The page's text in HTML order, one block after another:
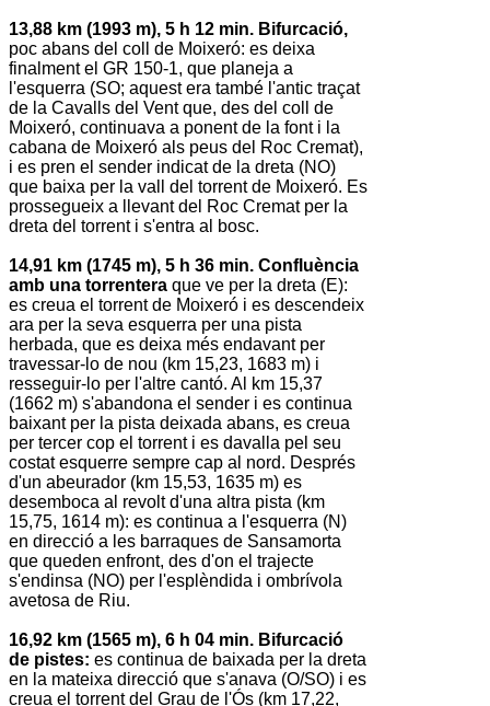
13,88 km (1993 m), 5 h 12 min. Bifurcació,
poc abans del coll de Moixeró: es deixa
finalment el GR 150-1, que planeja a
l'esquerra (SO; aquest era també l'antic traçat
de la Cavalls del Vent que, des del coll de
Moixeró, continuava a ponent de la font i la
cabana de Moixeró als peus del Roc Cremat),
i es pren el sender indicat de la dreta (NO)
que baixa per la vall del torrent de Moixeró. Es
prossegueix a llevant del Roc Cremat per la
dreta del torrent i s'entra al bosc.
14,91 km (1745 m), 5 h 36 min. Confluència
amb una torrentera que ve per la dreta (E):
es creua el torrent de Moixeró i es descendeix
ara per la seva esquerra per una pista
herbada, que es deixa més endavant per
travessar-lo de nou (km 15,23, 1683 m) i
resseguir-lo per l'altre cantó. Al km 15,37
(1662 m) s'abandona el sender i es continua
baixant per la pista deixada abans, es creua
per tercer cop el torrent i es davalla pel seu
costat esquerre sempre cap al nord. Després
d'un abeurador (km 15,53, 1635 m) es
desemboca al revolt d'una altra pista (km
15,75, 1614 m): es continua a l'esquerra (N)
en direcció a les barraques de Sansamorta
que queden enfront, des d'on el trajecte
s'endinsa (NO) per l'esplèndida i ombrívola
avetosa de Riu.
16,92 km (1565 m), 6 h 04 min. Bifurcació
de pistes: es continua de baixada per la dreta
en la mateixa direcció que s'anava (O/SO) i es
creua el torrent del Grau de l'Ós (km 17,22,